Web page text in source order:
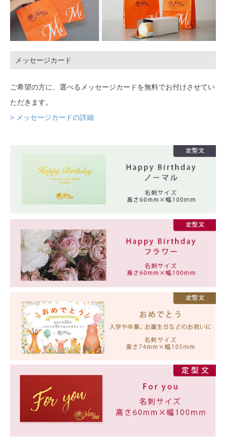
メッセージカード
ご希望の方に、選べるメッセージカードを無料でお付けさせてい
ただきます。
> メッセージカードの詳細